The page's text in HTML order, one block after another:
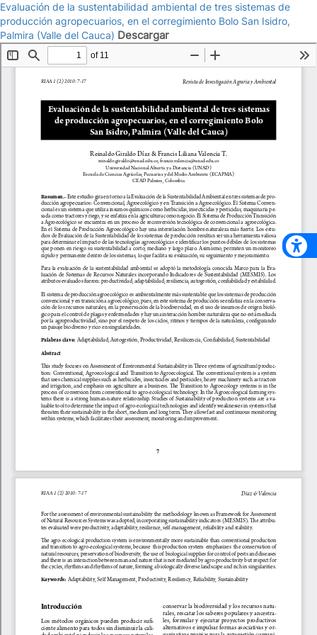
Evaluación de la sustentabilidad ambiental de tres sistemas de
producción agropecuarios, en el corregimiento Bolo San Isidro,
Palmira (Valle del Cauca) Descargar